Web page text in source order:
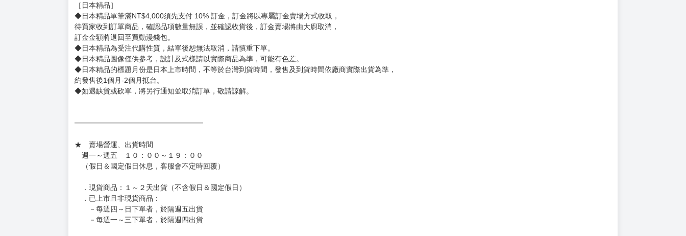
［日本精品］
◆日本精品單筆滿NT$4,000須先支付 10% 訂金，訂金將以專屬訂金賣場方式收取，
待買家收到訂單商品，確認品項數量無誤，並確認收貨後，訂金賣場將由大廚取消，
訂金金額將退回至買動漫錢包。
◆日本精品為受注代購性質，結單後恕無法取消，請慎重下單。
◆日本精品圖像僅供參考，設計及式樣請以實際商品為準，可能有色差。
◆日本精品的標題月份是日本上市時間，不等於台灣到貨時間，發售及到貨時間依廠商實際出貨為準，
約發售後1個月-2個月抵台。
◆如遇缺貨或砍單，將另行通知並取消訂單，敬請諒解。
━━━━━━━━━━━━━━━━━━
★ 賣場營運、出貨時間
週一～週五 １０：００～１９：００
（假日＆國定假日休息，客服會不定時回覆）
．現貨商品：１～２天出貨（不含假日＆國定假日）
．已上市且非現貨商品：
－每週四～日下單者，於隔週五出貨
－每週一～三下單者，於隔週四出貨